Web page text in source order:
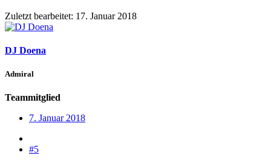
Zuletzt bearbeitet: 17. Januar 2018
DJ Doena
Admiral
Teammitglied
7. Januar 2018
#5